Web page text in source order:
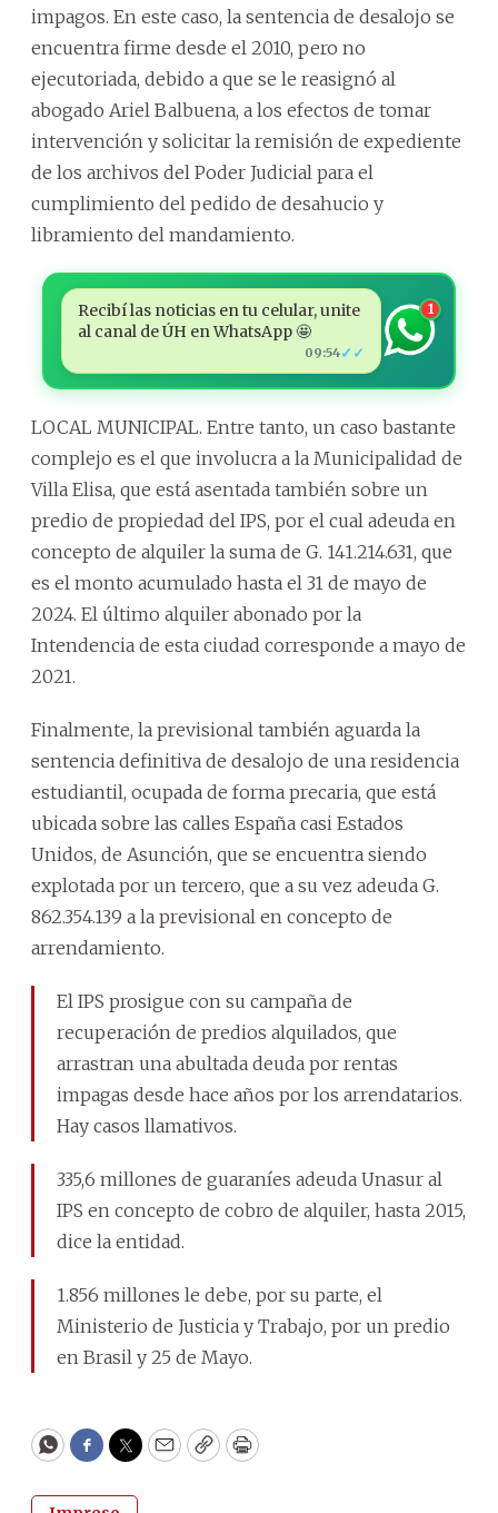
impagos. En este caso, la sentencia de desalojo se
encuentra firme desde el 2010, pero no
ejecutoriada, debido a que se le reasignó al
abogado Ariel Balbuena, a los efectos de tomar
intervención y solicitar la remisión de expediente
de los archivos del Poder Judicial para el
cumplimiento del pedido de desahucio y
libramiento del mandamiento.
Recibí las noticias en tu celular, unite
al canal de ÚH en WhatsApp 🤩
09:54✓✓
1
LOCAL MUNICIPAL. Entre tanto, un caso bastante
complejo es el que involucra a la Municipalidad de
Villa Elisa, que está asentada también sobre un
predio de propiedad del IPS, por el cual adeuda en
concepto de alquiler la suma de G. 141.214.631, que
es el monto acumulado hasta el 31 de mayo de
2024. El último alquiler abonado por la
Intendencia de esta ciudad corresponde a mayo de
2021.
Finalmente, la previsional también aguarda la
sentencia definitiva de desalojo de una residencia
estudiantil, ocupada de forma precaria, que está
ubicada sobre las calles España casi Estados
Unidos, de Asunción, que se encuentra siendo
explotada por un tercero, que a su vez adeuda G.
862.354.139 a la previsional en concepto de
arrendamiento.
El IPS prosigue con su campaña de
recuperación de predios alquilados, que
arrastran una abultada deuda por rentas
impagas desde hace años por los arrendatarios.
Hay casos llamativos.
335,6 millones de guaraníes adeuda Unasur al
IPS en concepto de cobro de alquiler, hasta 2015,
dice la entidad.
1.856 millones le debe, por su parte, el
Ministerio de Justicia y Trabajo, por un predio
en Brasil y 25 de Mayo.
WhatsApp
Facebook
Twitter
EmailCopyPrint